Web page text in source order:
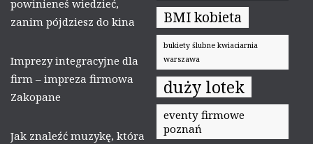
powinieneś wiedzieć,
zanim pójdziesz do kina
Imprezy integracyjne dla
firm – impreza firmowa
Zakopane
Jak znaleźć muzykę, która
BMI kobieta
bukiety ślubne kwiaciarnia
warszawa
duży lotek
eventy firmowe
poznań